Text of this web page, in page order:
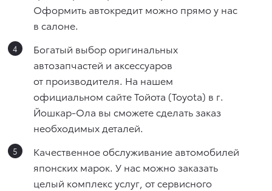
Оформить автокредит можно прямо у нас
в салоне.
Богатый выбор оригинальных
автозапчастей и аксессуаров
от производителя. На нашем
официальном сайте Тойота (Toyota) в г.
Йошкар-Ола вы сможете сделать заказ
необходимых деталей.
Качественное обслуживание автомобилей
японских марок. У нас можно заказать
целый комплекс услуг, от сервисного